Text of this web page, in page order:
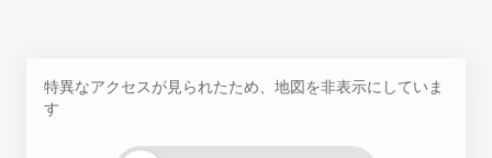
特異なアクセスが見られたため、地図を非表示にしていま
す